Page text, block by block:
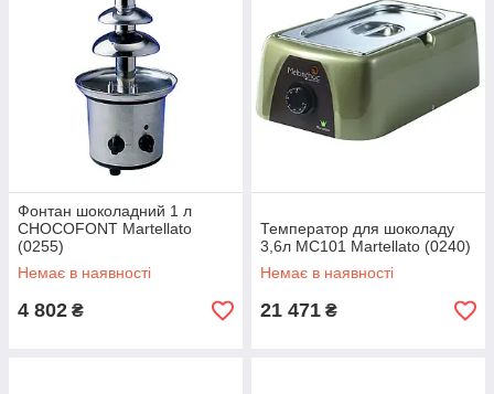
Фонтан шоколадний 1 л
CHOCOFONT Martellato
(0255)
Немає в наявності
4 802 ₴
Температор для шоколаду
3,6л MC101 Martellato (0240)
Немає в наявності
21 471 ₴